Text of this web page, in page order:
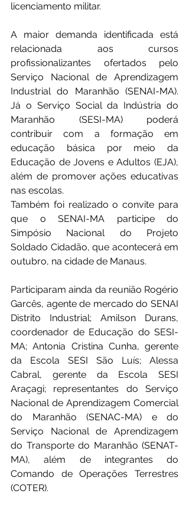
licenciamento militar.
A maior demanda identificada está
relacionada aos cursos
profissionalizantes ofertados pelo
Serviço Nacional de Aprendizagem
Industrial do Maranhão (SENAI-MA).
Já o Serviço Social da Indústria do
Maranhão (SESI-MA) poderá
contribuir com a formação em
educação básica por meio da
Educação de Jovens e Adultos (EJA),
além de promover ações educativas
nas escolas.
Também foi realizado o convite para
que o SENAI-MA participe do
Simpósio Nacional do Projeto
Soldado Cidadão, que acontecerá em
outubro, na cidade de Manaus.
Participaram ainda da reunião Rogério
Garcês, agente de mercado do SENAI
Distrito Industrial; Amilson Durans,
coordenador de Educação do SESI-
MA; Antonia Cristina Cunha, gerente
da Escola SESI São Luís; Alessa
Cabral, gerente da Escola SESI
Araçagi; representantes do Serviço
Nacional de Aprendizagem Comercial
do Maranhão (SENAC-MA) e do
Serviço Nacional de Aprendizagem
do Transporte do Maranhão (SENAT-
MA), além de integrantes do
Comando de Operações Terrestres
(COTER).